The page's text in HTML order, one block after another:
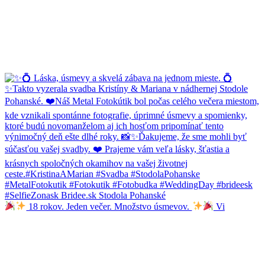
18 rokov. Jeden večer. Množstvo úsmevov. Vi